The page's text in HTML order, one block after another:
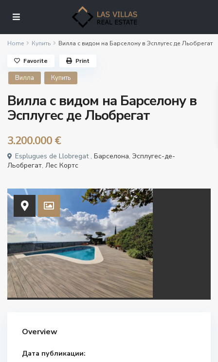
Home Купить Вилла с видом на Барселону в Эсплугес де Льобрегат
Вилла Купить
Вилла с видом на Барселону в
Эсплугес де Льобрегат
3.200.000 €
Esplugues de Llobregat ,Барселона,Эсплугес-де-
Льобрегат,Лес Кортс
Favorite Print
Overview
Дата публикации: